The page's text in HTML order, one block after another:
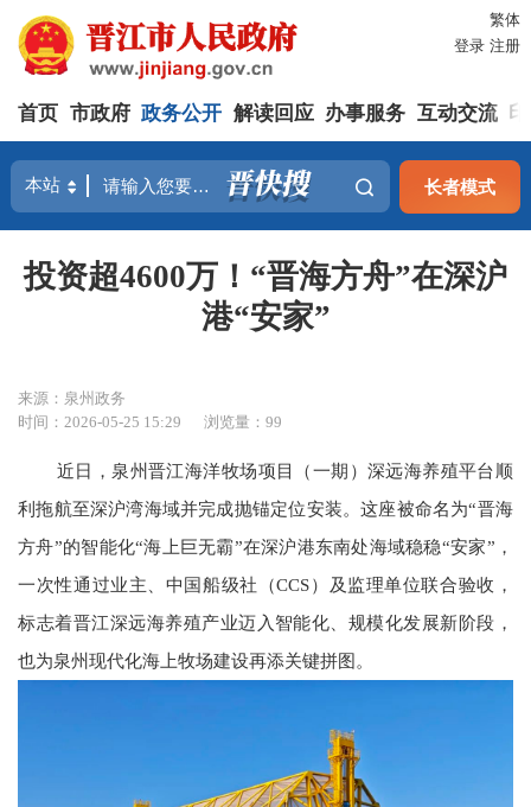
繁体
登录 注册
首页 市政府 政务公开 解读回应 办事服务 互动交流
长者模式
投资超4600万！“晋海方舟”在深沪
港“安家”
来源：泉州政务
时间：2026-05-25 15:29
浏览量：99
近日，泉州晋江海洋牧场项目（一期）深远海养殖平台顺
利拖航至深沪湾海域并完成抛锚定位安装。这座被命名为“晋海
方舟”的智能化“海上巨无霸”在深沪港东南处海域稳稳“安家”，
一次性通过业主、中国船级社（CCS）及监理单位联合验收，
标志着晋江深远海养殖产业迈入智能化、规模化发展新阶段，
也为泉州现代化海上牧场建设再添关键拼图。